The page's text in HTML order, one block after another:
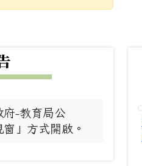
府-教育局公
」方式開啟。